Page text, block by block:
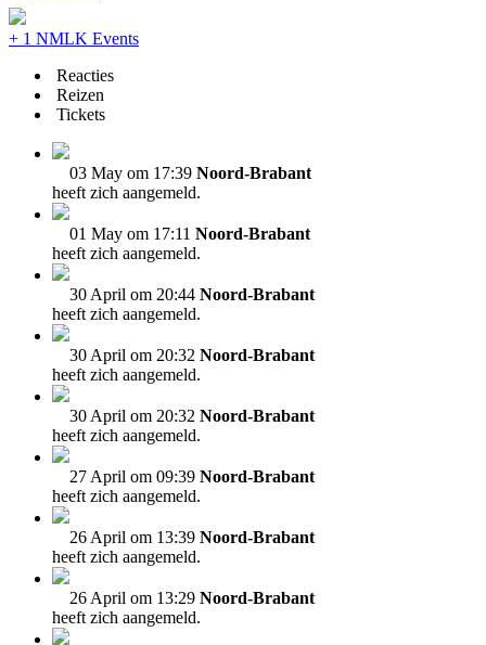
+ 1 NMLK Events
Reacties
Reizen
Tickets
03 May om 17:39 Noord-Brabant
heeft zich aangemeld.
01 May om 17:11 Noord-Brabant
heeft zich aangemeld.
30 April om 20:44 Noord-Brabant
heeft zich aangemeld.
30 April om 20:32 Noord-Brabant
heeft zich aangemeld.
30 April om 20:32 Noord-Brabant
heeft zich aangemeld.
27 April om 09:39 Noord-Brabant
heeft zich aangemeld.
26 April om 13:39 Noord-Brabant
heeft zich aangemeld.
26 April om 13:29 Noord-Brabant
heeft zich aangemeld.